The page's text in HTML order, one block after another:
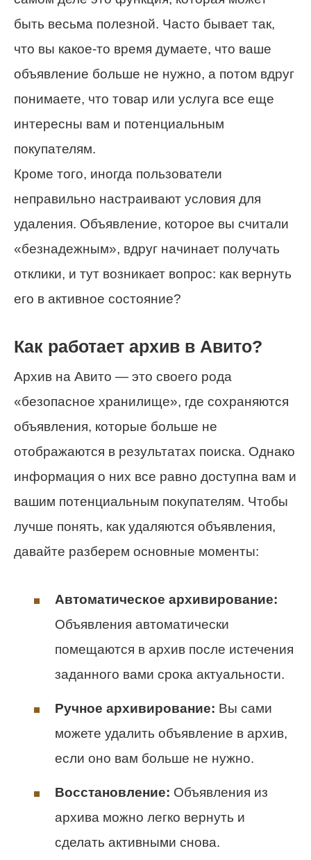
быть весьма полезной. Часто бывает так,
что вы какое-то время думаете, что ваше
объявление больше не нужно, а потом вдруг
понимаете, что товар или услуга все еще
интересны вам и потенциальным
покупателям.
Кроме того, иногда пользователи
неправильно настраивают условия для
удаления. Объявление, которое вы считали
«безнадежным», вдруг начинает получать
отклики, и тут возникает вопрос: как вернуть
его в активное состояние?
Как работает архив в Авито?
Архив на Авито — это своего рода
«безопасное хранилище», где сохраняются
объявления, которые больше не
отображаются в результатах поиска. Однако
информация о них все равно доступна вам и
вашим потенциальным покупателям. Чтобы
лучше понять, как удаляются объявления,
давайте разберем основные моменты:
Автоматическое архивирование:
Объявления автоматически
помещаются в архив после истечения
заданного вами срока актуальности.
Ручное архивирование: Вы сами
можете удалить объявление в архив,
если оно вам больше не нужно.
Восстановление: Объявления из
архива можно легко вернуть и
сделать активными снова.